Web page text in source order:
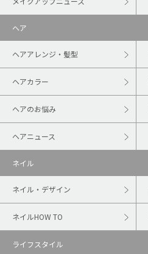
ヘア
ヘアアレンジ・髪型
ヘアカラー
ヘアのお悩み
ヘアニュース
ネイル
ネイル・デザイン
ネイルHOW TO
ライフスタイル